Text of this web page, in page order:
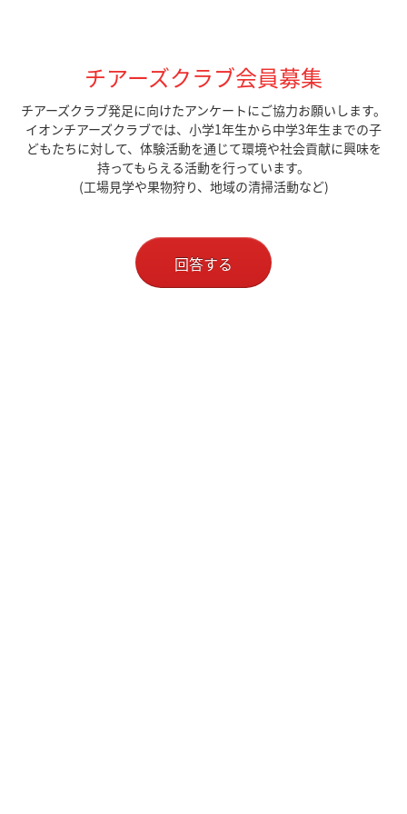
チアーズクラブ会員募集
チアーズクラブ発足に向けたアンケートにご協力お願いします。
イオンチアーズクラブでは、小学1年生から中学3年生までの子
どもたちに対して、体験活動を通じて環境や社会貢献に興味を
持ってもらえる活動を行っています。
(工場見学や果物狩り、地域の清掃活動など)
回答する